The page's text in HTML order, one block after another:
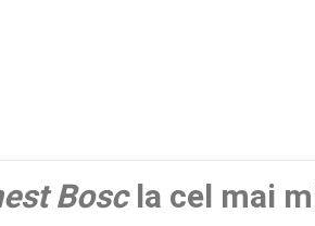
Boscla cel mai